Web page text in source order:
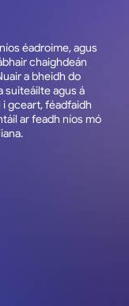
éadroime, agus
chaighdeán
a bheidh do
suiteáilte agus á
gceart, féadfaidh
ar feadh níos mó